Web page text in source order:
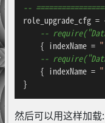
--
role_upgrade_cfg =
--
    { indexName =
--
    { indexName =
}
然后可以用这样加载: